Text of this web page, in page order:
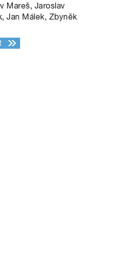
Mareš, Jaroslav
Jan Málek, Zbyněk